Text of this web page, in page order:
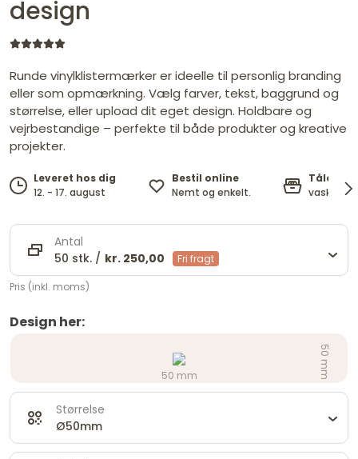
design
Runde vinylklistermærker er ideelle til personlig branding
eller som opmærkning. Vælg farver, tekst, baggrund og
størrelse, eller upload dit eget design. Holdbare og
vejrbestandige – perfekte til både produkter og kreative
projekter.
Leveret hos dig
12. - 17. august
Bestil online
Nemt og enkelt.
Tåler
vask op
Antal
50 stk. / kr. 250,00 Fri fragt
Pris (inkl. moms)
Design her:
50 mm
50 mm
Størrelse
Ø50mm